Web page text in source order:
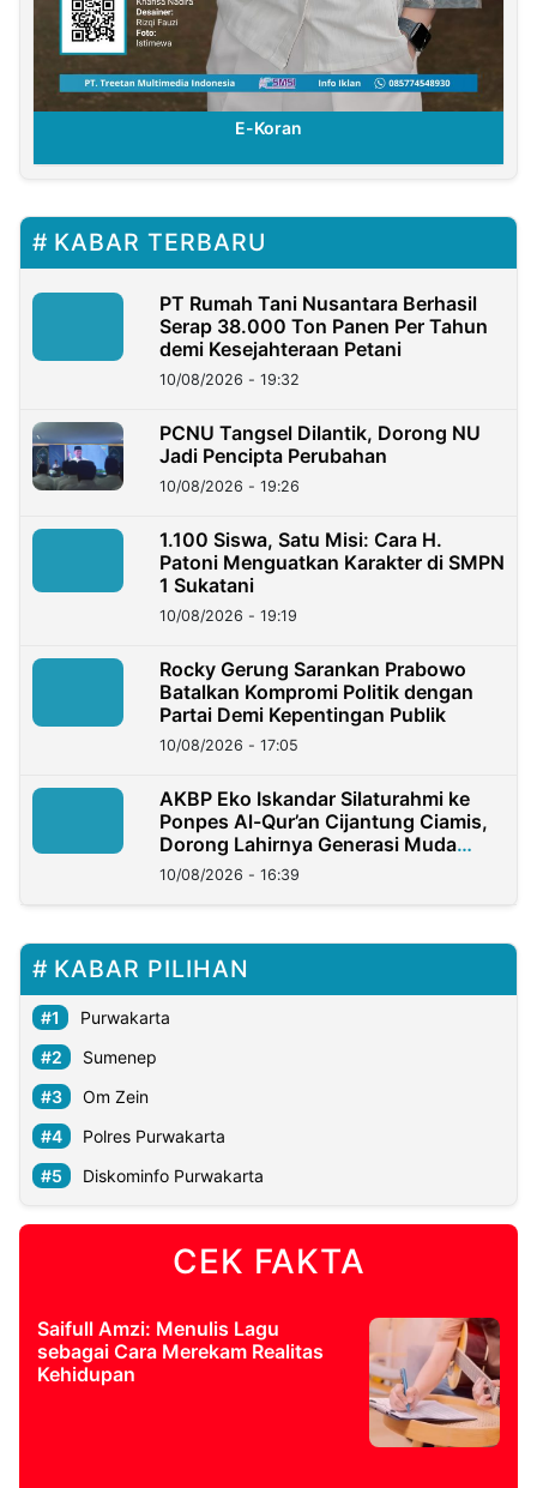
E-Koran
KABAR TERBARU
PT Rumah Tani Nusantara Berhasil
Serap 38.000 Ton Panen Per Tahun
demi Kesejahteraan Petani
10/08/2026 - 19:32
PCNU Tangsel Dilantik, Dorong NU
Jadi Pencipta Perubahan
10/08/2026 - 19:26
1.100 Siswa, Satu Misi: Cara H.
Patoni Menguatkan Karakter di SMPN
1 Sukatani
10/08/2026 - 19:19
Rocky Gerung Sarankan Prabowo
Batalkan Kompromi Politik dengan
Partai Demi Kepentingan Publik
10/08/2026 - 17:05
AKBP Eko Iskandar Silaturahmi ke
Ponpes Al-Qur’an Cijantung Ciamis,
Dorong Lahirnya Generasi Muda
Berkarakter
10/08/2026 - 16:39
KABAR PILIHAN
Purwakarta
Sumenep
Om Zein
Polres Purwakarta
Diskominfo Purwakarta
CEK FAKTA
Saifull Amzi: Menulis Lagu
sebagai Cara Merekam Realitas
Kehidupan